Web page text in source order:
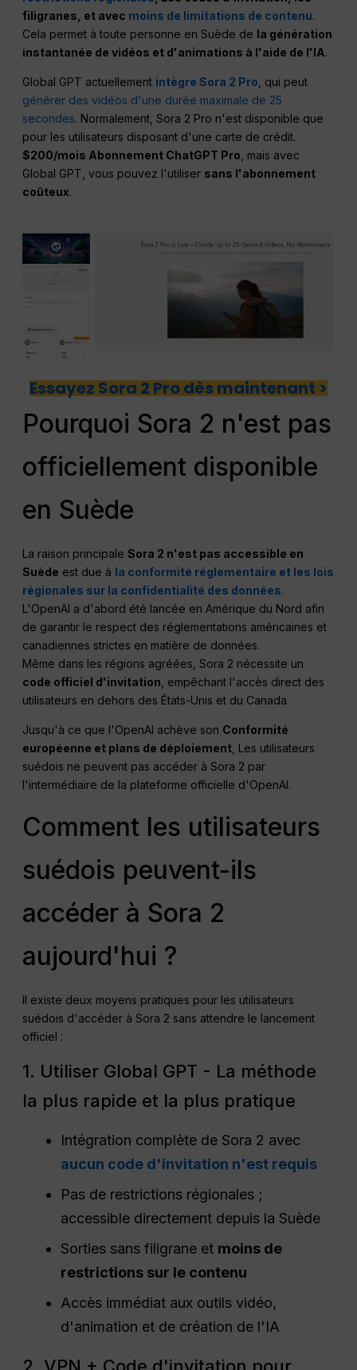
filigranes, et avec moins de limitations de contenu.
Cela permet à toute personne en Suède de la génération
instantanée de vidéos et d'animations à l'aide de l'IA.
Global GPT actuellement intègre Sora 2 Pro, qui peut
générer des vidéos d'une durée maximale de 25
secondes. Normalement, Sora 2 Pro n'est disponible que
pour les utilisateurs disposant d'une carte de crédit.
$200/mois Abonnement ChatGPT Pro, mais avec
Global GPT, vous pouvez l'utiliser sans l'abonnement
coûteux.
Essayez Sora 2 Pro dès maintenant >
Pourquoi Sora 2 n'est pas
officiellement disponible
en Suède
La raison principaleSora 2 n'est pas accessible en
Suède est due à la conformité réglementaire et les lois
régionales sur la confidentialité des données.
L'OpenAI a d'abord été lancée en Amérique du Nord afin
de garantir le respect des réglementations américaines et
canadiennes strictes en matière de données.
Même dans les régions agréées, Sora 2 nécessite un
code officiel d'invitation , empêchant l'accès direct des
utilisateurs en dehors des États-Unis et du Canada.
Jusqu'à ce que l'OpenAI achève son Conformité
européenne et plans de déploiement , Les utilisateurs
suédois ne peuvent pas accéder à Sora 2 par
l'intermédiaire de la plateforme officielle d'OpenAI.
Comment les utilisateurs
suédois peuvent-ils
accéder à Sora 2
aujourd'hui ?
Il existe deux moyens pratiques pour les utilisateurs
suédois d'accéder à Sora 2 sans attendre le lancement
officiel :
1. Utiliser Global GPT - La méthode
la plus rapide et la plus pratique
Intégration complète de Sora 2 avec
aucun code d'invitation n'est requis
Pas de restrictions régionales ;
accessible directement depuis la Suède
Sorties sans filigrane et moins de
restrictions sur le contenu
Accès immédiat aux outils vidéo,
d'animation et de création de l'IA